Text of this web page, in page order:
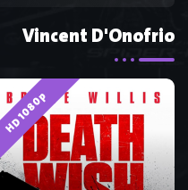
Vincent D'Onofrio
HD 1080p